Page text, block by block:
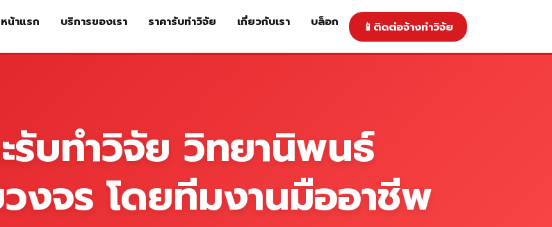
หน้าแรก บริการของเรา ราคารับทำวิจัย ติดต่อจ้างทำวิจัย เกี่ยวกับเรา
หน้าแรก บริการของเรา ราคารับทำวิจัย เกี่ยวกับเรา บล็อก 📱 ติดต่อจ้างทำวิจัย
รับทำวิจัย วิทยานิพนธ์
จร โดยทีมงานมืออาชีพ